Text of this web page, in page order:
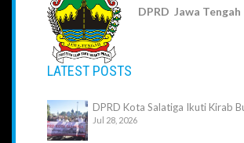
DPRD Jawa Tengah
LATEST POSTS
DPRD Kota Salatiga Ikuti Kirab
Jul 28, 2026